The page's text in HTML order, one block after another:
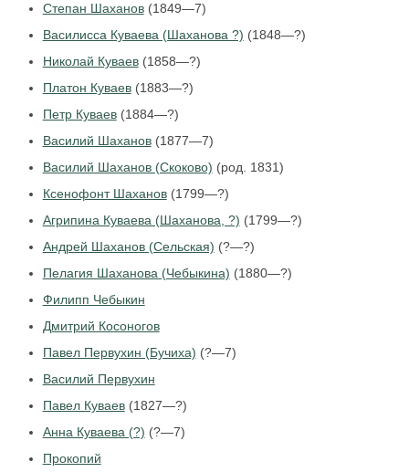
Степан Шаханов(1849—7)
Василисса Куваева (Шаханова ?) (1848—?)
Николай Куваев(1858—?)
Платон Куваев(1883—?)
Петр Куваев(1884—?)
Василий Шаханов(1877—7)
Василий Шаханов (Скоково) (род. 1831)
Ксенофонт Шаханов(1799—?)
Агрипина Куваева (Шаханова, ?) (1799—?)
Андрей Шаханов (Сельская) (?—?)
Пелагия Шаханова (Чебыкина) (1880—?)
Филипп Чебыкин
Дмитрий Косоногов
Павел Первухин (Бучиха) (?—7)
Василий Первухин
Павел Куваев(1827—?)
Анна Куваева (?) (?—7)
Прокопий